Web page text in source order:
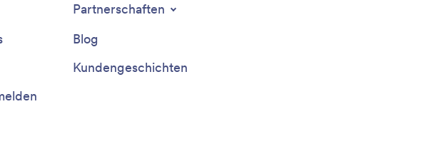
Partnerschaften
Blog
Kundengeschichten